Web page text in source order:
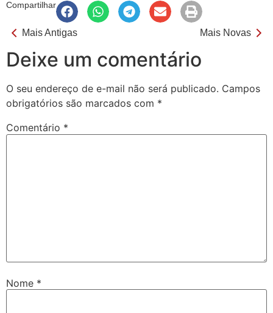
Compartilhar
Mais Antigas Mais Novas
Deixe um comentário
O seu endereço de e-mail não será publicado. Campos
obrigatórios são marcados com *
Comentário *
Nome *